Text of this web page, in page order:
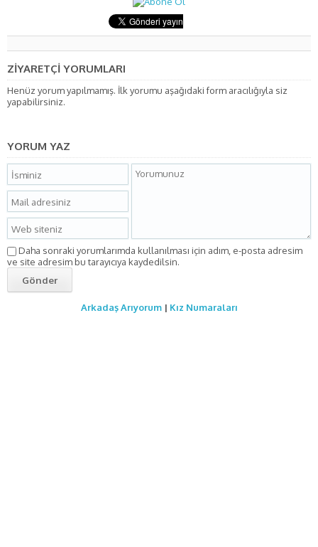
ZİYARETÇİ YORUMLARI
Henüz yorum yapılmamış. İlk yorumu aşağıdaki form aracılığıyla siz
yapabilirsiniz.
YORUM YAZ
Daha sonraki yorumlarımda kullanılması için adım, e-posta adresim
ve site adresim bu tarayıcıya kaydedilsin.
Arkadaş Arıyorum| Kız Numaraları